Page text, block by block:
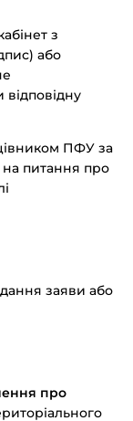
з
або
ПФУ за
на питання про
заяви або
про